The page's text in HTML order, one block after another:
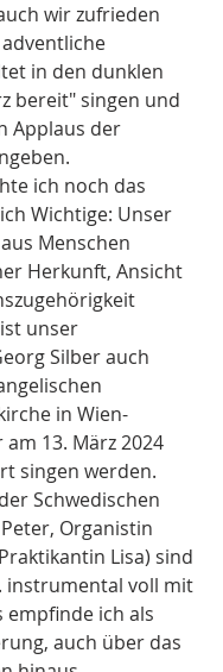
wir zufrieden
in den dunklen
bereit" singen und
Applaus der
ich noch das
Wichtige: Unser
Menschen
Herkunft, Ansicht
unser
Silber auch
in Wien-
13. März 2024
singen werden.
Schwedischen
Organistin
Lisa) sind
instrumental voll mit
empfinde ich als
auch über das